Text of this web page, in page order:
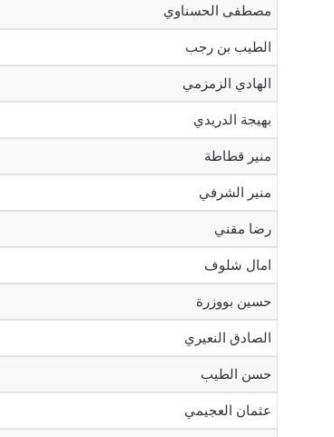
مصطفى الحسناوي
الطيب بن رجب
الهادي الزمزمي
بهيجة الدريدي
منير قطاطة
منير الشرفي
رضا مقني
امال شلوف
حسين بووزرة
الصادق النعيري
حسن الطيب
عثمان العجيمي